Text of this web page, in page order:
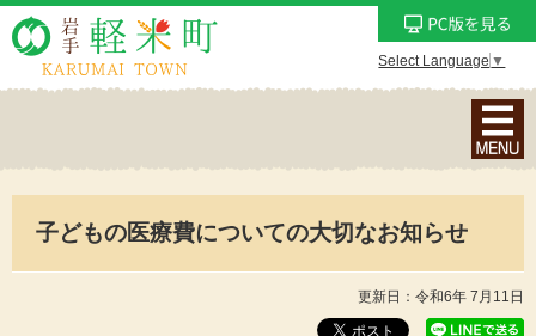
Select Language ▼
ナ
ビ
ン
メ
子どもの医療費についての大切なお知らせ
更新日：令和6年 7月11日